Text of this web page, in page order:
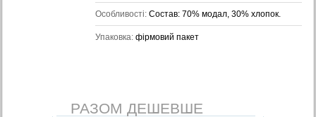
Особливості: Состав: 70% модал, 30% хлопок.
Упаковка: фірмовий пакет
РАЗОМ ДЕШЕВШЕ